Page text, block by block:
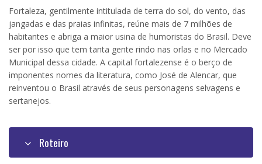
Fortaleza, gentilmente intitulada de terra do sol, do vento, das
jangadas e das praias infinitas, reúne mais de 7 milhões de
habitantes e abriga a maior usina de humoristas do Brasil. Deve
ser por isso que tem tanta gente rindo nas orlas e no Mercado
Municipal dessa cidade. A capital fortalezense é o berço de
imponentes nomes da literatura, como José de Alencar, que
reinventou o Brasil através de seus personagens selvagens e
sertanejos.
Roteiro